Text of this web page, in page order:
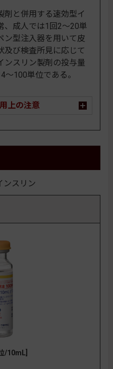
剤と併用する速効型イ
、成人では1回2～20単
ン型注入器を用いて皮
及び検査所見に応じて
ンスリン製剤の投与量
～100単位である。
上の注意
ンスリン
/10mL]